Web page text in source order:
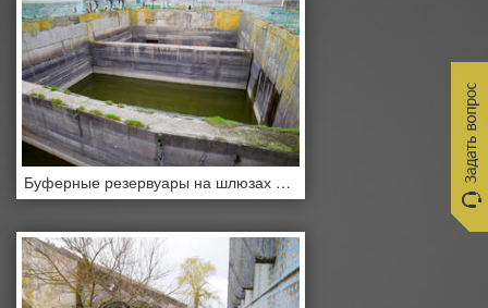
Буферные резервуары на шлюзах для открытия водных путей.